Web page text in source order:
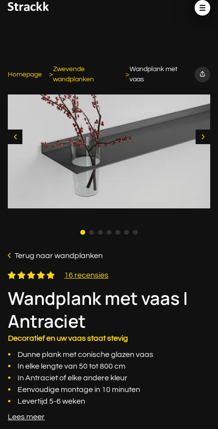
Homepage
Zwevende
wandplanken
Wandplank met
vaas
Terug naar wandplanken
16 recensies
Wandplank met vaas |
Antraciet
Decoratief en uw vaas staat stevig
Dunne plank met conische glazen vaas
In elke lengte van 50 tot 800 cm
In Antraciet of elke andere kleur
Eenvoudige montage in 10 minuten
Levertijd 5-6 weken
Lees meer